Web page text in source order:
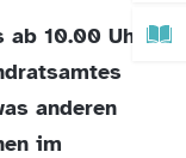
10.00 Uhr
anderen
im